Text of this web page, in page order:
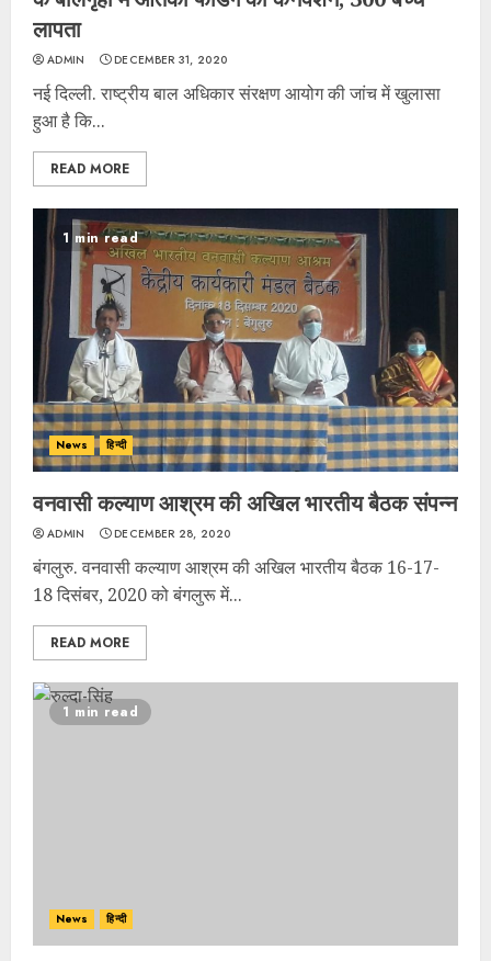
लापता
ADMIN DECEMBER 31, 2020
नई दिल्ली. राष्ट्रीय बाल अधिकार संरक्षण आयोग की जांच में खुलासा
हुआ है कि...
READ MORE
1 min read
News हिन्दी
वनवासी कल्याण आश्रम की अखिल भारतीय बैठक संपन्न
ADMIN DECEMBER 28, 2020
बंगलुरु. वनवासी कल्याण आश्रम की अखिल भारतीय बैठक 16-17-
18 दिसंबर, 2020 को बंगलुरू में...
READ MORE
1 min read
News हिन्दी